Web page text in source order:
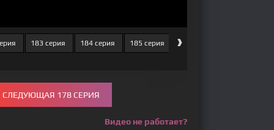
183 серия 184 серия 185 серия 186 серия
›
СЛЕДУЮЩАЯ 178 СЕРИЯ
Видео не работает?